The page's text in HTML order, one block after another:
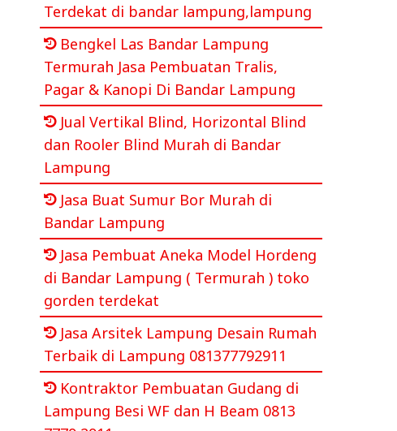
Terdekat di bandar lampung,lampung
Bengkel Las Bandar Lampung
Termurah Jasa Pembuatan Tralis,
Pagar & Kanopi Di Bandar Lampung
Jual Vertikal Blind, Horizontal Blind
dan Rooler Blind Murah di Bandar
Lampung
Jasa Buat Sumur Bor Murah di
Bandar Lampung
Jasa Pembuat Aneka Model Hordeng
di Bandar Lampung ( Termurah ) toko
gorden terdekat
Jasa Arsitek Lampung Desain Rumah
Terbaik di Lampung 081377792911
Kontraktor Pembuatan Gudang di
Lampung Besi WF dan H Beam 0813